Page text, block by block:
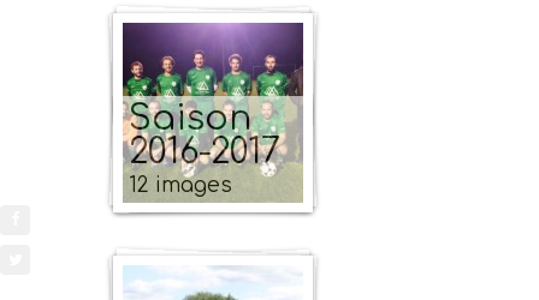
Saison
2016-2017
12 images